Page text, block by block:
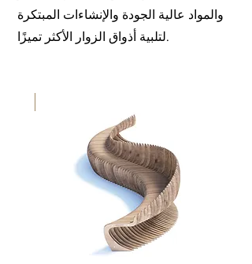
والمواد عالية الجودة والإنشاءات المبتكرة
لتلبية أذواق الزوار الأكثر تميزًا.